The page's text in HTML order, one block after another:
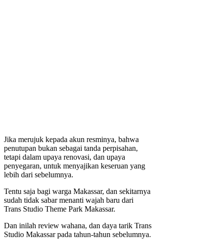
Jika merujuk kepada akun resminya, bahwa
penutupan bukan sebagai tanda perpisahan,
tetapi dalam upaya renovasi, dan upaya
penyegaran, untuk menyajikan keseruan yang
lebih dari sebelumnya.
Tentu saja bagi warga Makassar, dan sekitarnya
sudah tidak sabar menanti wajah baru dari
Trans Studio Theme Park Makassar.
Dan inilah review wahana, dan daya tarik Trans
Studio Makassar pada tahun-tahun sebelumnya.